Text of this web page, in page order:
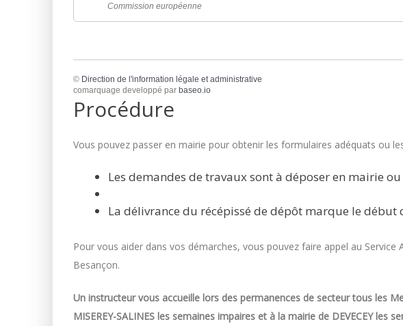
Commission européenne
© Direction de l'information légale et administrative
comarquage developpé par baseo.io
Procédure
Vous pouvez passer en mairie pour obtenir les formulaires adéquats ou
Les demandes de travaux sont à déposer en mairie ou
La délivrance du récépissé de dépôt marque le
Pour vous aider dans vos démarches, vous pouvez faire appel au Service
Besançon.
Un instructeur vous accueille lors des permanences de secteur tous les
MISEREY-SALINES les semaines impaires et à la mairie de DEVECEY les